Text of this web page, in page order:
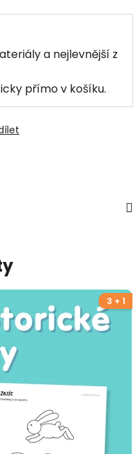
a nejlevnější z
přímo v košíku.
3 + 1